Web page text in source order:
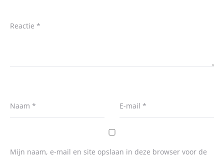
Reactie *
Naam * E-mail *
Mijn naam, e-mail en site opslaan in deze browser voor de